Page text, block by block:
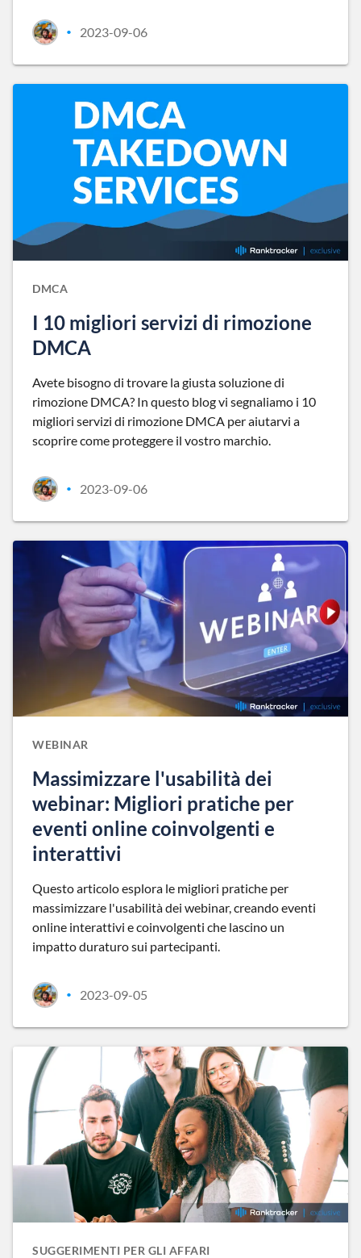
• 2023-09-06
DMCA
I 10 migliori servizi di rimozione
DMCA
Avete bisogno di trovare la giusta soluzione di
rimozione DMCA? In questo blog vi segnaliamo i 10
migliori servizi di rimozione DMCA per aiutarvi a
scoprire come proteggere il vostro marchio.
• 2023-09-06
WEBINAR
Massimizzare l'usabilità dei
webinar: Migliori pratiche per
eventi online coinvolgenti e
interattivi
Questo articolo esplora le migliori pratiche per
massimizzare l'usabilità dei webinar, creando eventi
online interattivi e coinvolgenti che lascino un
impatto duraturo sui partecipanti.
• 2023-09-05
SUGGERIMENTI PER GLI AFFARI